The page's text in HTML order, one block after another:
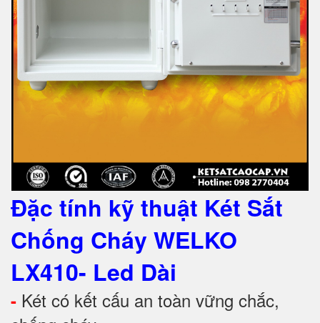
Đặc tính kỹ thuật Két Sắt
Chống Cháy WELKO
LX410- Led Dài
- Két có kết cấu an toàn vững chắc,